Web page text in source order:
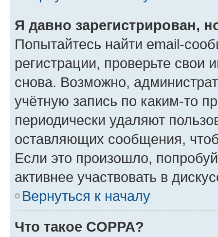
Я давно зарегистрирован,
Попытайтесь найти email-
регистрации, проверьте свои
снова. Возможно,
учётную запись по каким-то
периодически удаляют
оставляющих сообщения,
Если это произошло,
активнее участвовать в
Вернуться к началу
Что такое COPPA?